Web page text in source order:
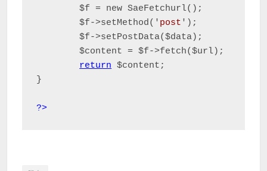
	$f = new SaeFetchurl();
	$f->setMethod('
post ');
	$f->setPostData($data);
	$content = $f->fetch($url);
return $content;
}
?>